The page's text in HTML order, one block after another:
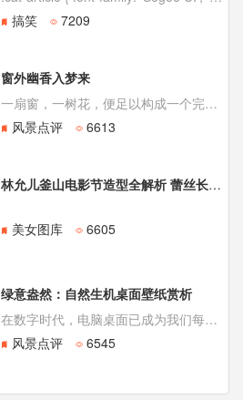
搞笑
7209
窗外幽香入梦来
一扇窗，一树花，便足以构成一个完整而诗意的世界。当目光穿过那方被窗棂勾勒的景致，我们看到的不仅是风景，更是一种连接内心与外界、有限与无限的独特美学。窗前花影，这一古老而永恒的意象，凝结着东方生活哲学中对宁静、雅致与生命律动的深切向往。
风景点评
6613
林允儿釜山电影节造型全解析 蕾丝长裙尽显百变女神风采
美女图库 6605
绿意盎然：自然生机桌面壁纸赏析
在数字时代，电脑桌面已成为我们每日凝视最久的“画布”之一。一张精心挑选的壁纸，不仅美化界面，更能影响心情与效率。其中，以高清绿叶为主题的自然系壁纸，因其清新的视觉体验与潜在的护眼功能，备受青睐。这类壁纸往往以极高的清晰度捕捉植物的细节，从晨曦中挂着露珠的嫩叶，到阳光下舒展的
风景点评
6545